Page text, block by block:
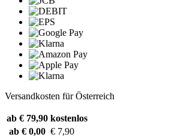
Versandkosten für Österreich
ab € 79,90 kostenlos
ab € 0,00 € 7,90